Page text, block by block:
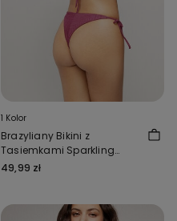
1 Kolor
Brazyliany Bikini z
Tasiemkami Sparkling
Touch Malwa
49,99 zł